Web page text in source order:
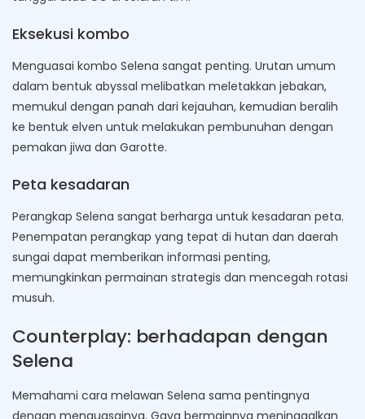
Eksekusi kombo
Menguasai kombo Selena sangat penting. Urutan umum
dalam bentuk abyssal melibatkan meletakkan jebakan,
memukul dengan panah dari kejauhan, kemudian beralih
ke bentuk elven untuk melakukan pembunuhan dengan
pemakan jiwa dan Garotte.
Peta kesadaran
Perangkap Selena sangat berharga untuk kesadaran peta.
Penempatan perangkap yang tepat di hutan dan daerah
sungai dapat memberikan informasi penting,
memungkinkan permainan strategis dan mencegah rotasi
musuh.
Counterplay: berhadapan dengan
Selena
Memahami cara melawan Selena sama pentingnya
dengan menguasainya. Gaya bermainnya meninggalkan